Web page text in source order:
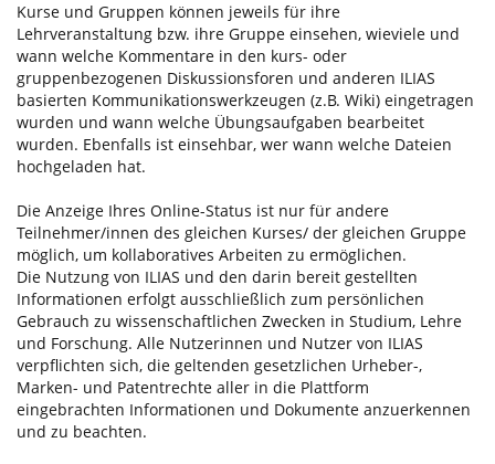
Kurse und Gruppen können jeweils für ihre
Lehrveranstaltung bzw. ihre Gruppe einsehen, wieviele und
wann welche Kommentare in den kurs- oder
gruppenbezogenen Diskussionsforen und anderen ILIAS
basierten Kommunikationswerkzeugen (z.B. Wiki) eingetragen
wurden und wann welche Übungsaufgaben bearbeitet
wurden. Ebenfalls ist einsehbar, wer wann welche Dateien
hochgeladen hat.
Die Anzeige Ihres Online-Status ist nur für andere
Teilnehmer/innen des gleichen Kurses/ der gleichen Gruppe
möglich, um kollaboratives Arbeiten zu ermöglichen.
Die Nutzung von ILIAS und den darin bereit gestellten
Informationen erfolgt ausschließlich zum persönlichen
Gebrauch zu wissenschaftlichen Zwecken in Studium, Lehre
und Forschung. Alle Nutzerinnen und Nutzer von ILIAS
verpflichten sich, die geltenden gesetzlichen Urheber-,
Marken- und Patentrechte aller in die Plattform
eingebrachten Informationen und Dokumente anzuerkennen
und zu beachten.